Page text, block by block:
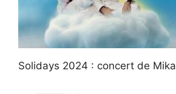
Solidays 2024 : concert de Mika